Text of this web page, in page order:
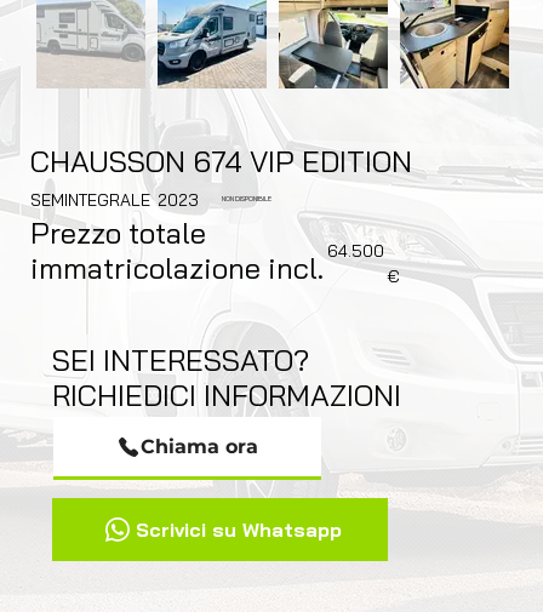
CHAUSSON 674 VIP EDITION
SEMINTEGRALE 2023 NON DISPONIBILE
Prezzo totale
immatricolazione incl. 64.500
€
SEI INTERESSATO?
RICHIEDICI INFORMAZIONI
Chiama ora
Scrivici su Whatsapp